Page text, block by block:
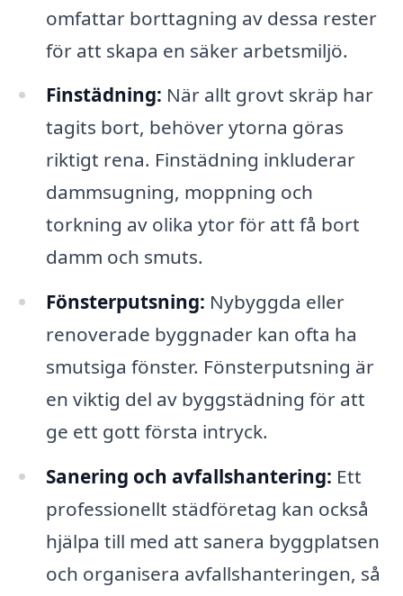
omfattar borttagning av dessa rester
för att skapa en säker arbetsmiljö.
Finstädning: När allt grovt skräp har
tagits bort, behöver ytorna göras
riktigt rena. Finstädning inkluderar
dammsugning, moppning och
torkning av olika ytor för att få bort
damm och smuts.
Fönsterputsning: Nybyggda eller
renoverade byggnader kan ofta ha
smutsiga fönster. Fönsterputsning är
en viktig del av byggstädning för att
ge ett gott första intryck.
Sanering och avfallshantering: Ett
professionellt städföretag kan också
hjälpa till med att sanera byggplatsen
och organisera avfallshanteringen, så